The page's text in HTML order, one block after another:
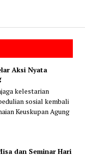
Aksi Nyata
kelestarian
sosial kembali
Keuskupan Agung
dan Seminar Hari